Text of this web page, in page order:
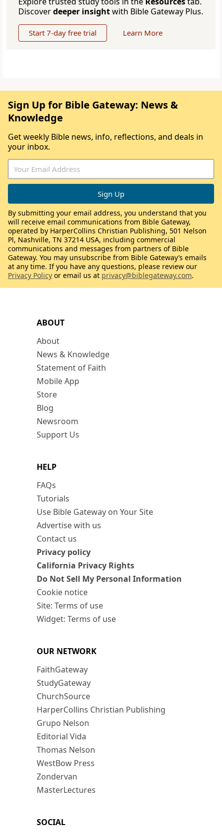
Discoverdeeper insightwith Bible Gateway Plus.
Start 7-day free trial Learn More
ABOUT
About
News & Knowledge
Statement of Faith
Mobile App
Store
Blog
Newsroom
Support Us
HELP
FAQs
Tutorials
Use Bible Gateway on Your Site
Advertise with us
Contact us
Privacy policy
California Privacy Rights
Do Not Sell My Personal Information
Cookie notice
Site: Terms of use
Widget: Terms of use
OUR NETWORK
FaithGateway
StudyGateway
ChurchSource
HarperCollins Christian Publishing
Grupo Nelson
Editorial Vida
Thomas Nelson
WestBow Press
Zondervan
MasterLectures
SOCIAL
Sign Up for Bible Gateway: News &
Knowledge
Get weekly Bible news, info, reflections, and deals in
your inbox.
By submitting your email address, you understand that you
will receive email communications from Bible Gateway,
operated by HarperCollins Christian Publishing, 501 Nelson
Pl, Nashville, TN 37214 USA, including commercial
communications and messages from partners of Bible
Gateway. You may unsubscribe from Bible Gateway’s emails
at any time. If you have any questions, please review our
Privacy Policy or email us at privacy@biblegateway.com.